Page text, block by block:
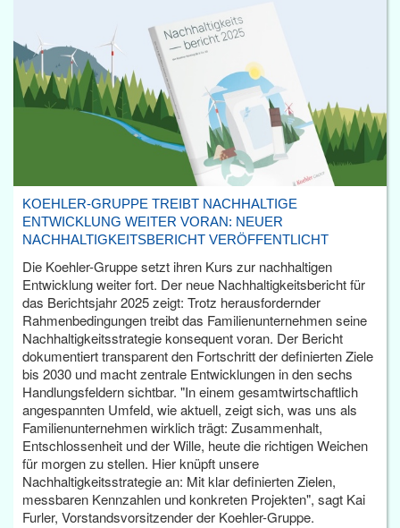
KOEHLER-GRUPPE TREIBT NACHHALTIGE
ENTWICKLUNG WEITER VORAN: NEUER
NACHHALTIGKEITSBERICHT VERÖFFENTLICHT
Die Koehler-Gruppe setzt ihren Kurs zur nachhaltigen
Entwicklung weiter fort. Der neue Nachhaltigkeitsbericht für
das Berichtsjahr 2025 zeigt: Trotz herausfordernder
Rahmenbedingungen treibt das Familienunternehmen seine
Nachhaltigkeitsstrategie konsequent voran. Der Bericht
dokumentiert transparent den Fortschritt der definierten Ziele
bis 2030 und macht zentrale Entwicklungen in den sechs
Handlungsfeldern sichtbar. "In einem gesamtwirtschaftlich
angespannten Umfeld, wie aktuell, zeigt sich, was uns als
Familienunternehmen wirklich trägt: Zusammenhalt,
Entschlossenheit und der Wille, heute die richtigen Weichen
für morgen zu stellen. Hier knüpft unsere
Nachhaltigkeitsstrategie an: Mit klar definierten Zielen,
messbaren Kennzahlen und konkreten Projekten", sagt Kai
Furler, Vorstandsvorsitzender der Koehler-Gruppe.